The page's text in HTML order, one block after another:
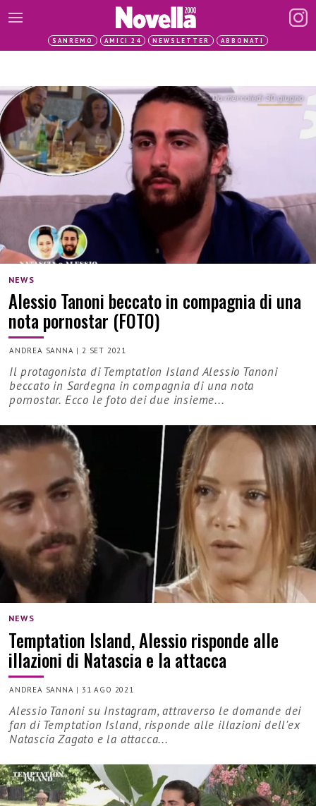
SANREMO AMICI 24 NEWSLETTER ABBONATI
NEWS
Alessio Tanoni beccato in compagnia di una
nota pornostar (FOTO)
ANDREA SANNA |2 SET 2021
Il protagonista di Temptation Island Alessio Tanoni
beccato in Sardegna in compagnia di una nota
pornostar. Ecco le foto dei due insieme...
NEWS
Temptation Island, Alessio risponde alle
illazioni di Natascia e la attacca
ANDREA SANNA |31 AGO 2021
Alessio Tanoni su Instagram, attraverso le domande dei
fan di Temptation Island, risponde alle illazioni dell'ex
Natascia Zagato e la attacca...